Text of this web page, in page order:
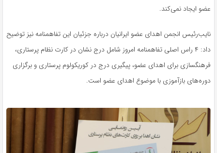
عضو ایجاد نمی‌کند.
نایب‌رئیس انجمن اهدای عضو ایرانیان درباره جزئیان این تفاهمنامه نیز توضیح
داد: ۴ راس اصلی تفاهمنامه امروز شامل درج نشان در کارت نظام پرستاری،
فرهنگسازی برای اهدای عضو، پیگیری درج در کوریکولوم پرستاری و برگزاری
دوره‌های بازآموزی با موضوع اهدای عضو است.